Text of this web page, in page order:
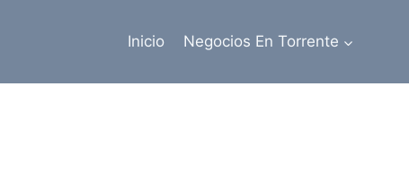
Inicio Negocios En Torrente